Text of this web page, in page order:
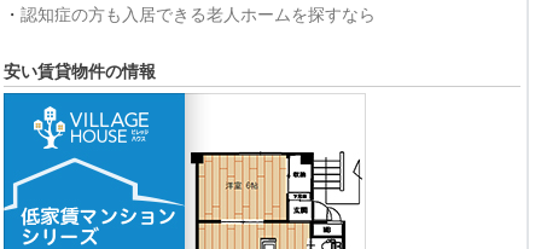
・ 認知症の方も入居できる老人ホームを探すなら
安い賃貸物件の情報